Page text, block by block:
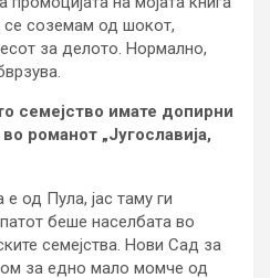
соземам од шокот,
за делото. Нормално,
семејство имате допирни
романот „Југославија,
е од Пула, јас таму ги
беше населбата во
семејства. Нови Сад за
за едно мало момче од